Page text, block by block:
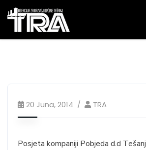
20 Juna, 2014 TRA
Posjeta kompaniji Pobjeda d.d Tešanj